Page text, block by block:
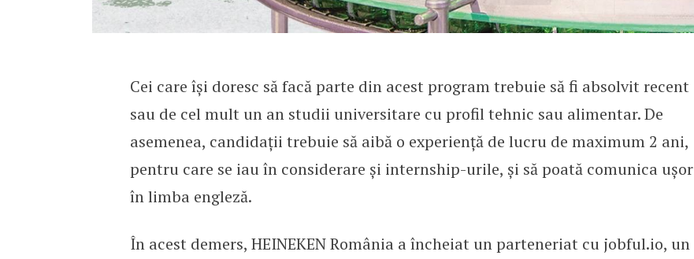
Cei care își doresc să facă parte din acest program trebuie să fi absolvit recent
sau de cel mult un an studii universitare cu profil tehnic sau alimentar. De
asemenea, candidații trebuie să aibă o experiență de lucru de maximum 2 ani,
pentru care se iau în considerare și internship-urile, și să poată comunica ușor
în limba engleză.
În acest demers, HEINEKEN România a încheiat un parteneriat cu jobful.io, un